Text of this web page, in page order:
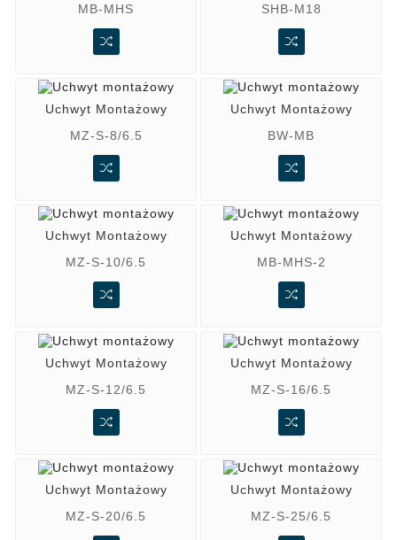
MB-MHS
SHB-M18
Uchwyt Montażowy
MZ-S-8/6.5
Uchwyt Montażowy
BW-MB
Uchwyt Montażowy
MZ-S-10/6.5
Uchwyt Montażowy
MB-MHS-2
Uchwyt Montażowy
MZ-S-12/6.5
Uchwyt Montażowy
MZ-S-16/6.5
Uchwyt Montażowy
MZ-S-20/6.5
Uchwyt Montażowy
MZ-S-25/6.5